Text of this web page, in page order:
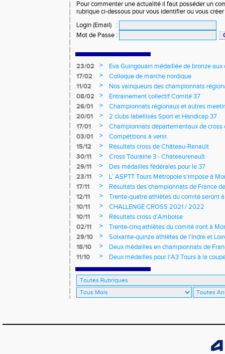
Pour commenter une actualité il faut posséder un
rubrique ci-dessous pour vous identifier ou vous
Login (Email)
:
Mot de Passe :
23/02 >
Eva Guingouain médaillée de bronze
jeunes
17/02 >
Colloque de marche nordique
11/02
>
Nos vainqueurs des championnats
08/02
>
Entrainement collectif Comité 37
26/01
>
Championnats régionaux et autres
20/01
>
2 clubs labellisés Sport et Handicap 37
17/01
>
Championnats départementaux de cross
longs et meetings en salle
03/01 >
Compétitions à venir.
15/12
>
Résultats cross de Château-Renault
30/11
>
Cross Touraine 3 - Chateaurenault
29/11
>
Des médailles fédérales pour le 37
23/11
>
L’ ASPTT Tours Métropole s'impose à
17/11
>
Résultats des championnats de France
12/11
>
Trente-quatre athlètes du comité seront
10/11
>
CHALLENGE CROSS 2021 / 2022
10/11
>
Résultats cross d'Amboise
02/11
>
Trente-cinq athlètes du comité iront à
29/10
>
Soixante-quinze athlètes de l'Indre et
régionaux de cross-country 2021
18/10 >
Deux médailles en championnats de
11/10
> Deux médailles pour l'A3 Tours à la